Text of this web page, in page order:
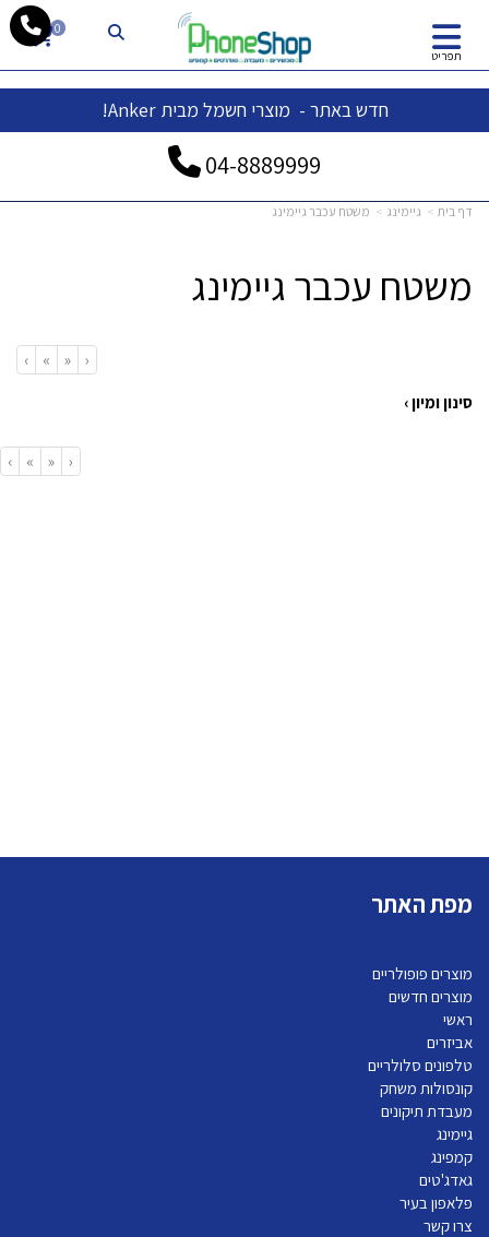
תפריט
0
חדש באתר - מוצרי חשמל מבית Anker!
04-8889999
דף בית גיימינג משטח עכבר גיימינג
משטח עכבר גיימינג
‹
«
»
›
סינון ומיון ›
‹
«
»
›
מפת האתר
מוצרים פופולריים
מוצרים חדשים
ראשי
אביזרים
טלפונים סלולריים
קונסולות משחק
מעבדת תיקונים
גיימינג
קמפינג
גאדג'טים
פלאפון בעיר
צרו קשר